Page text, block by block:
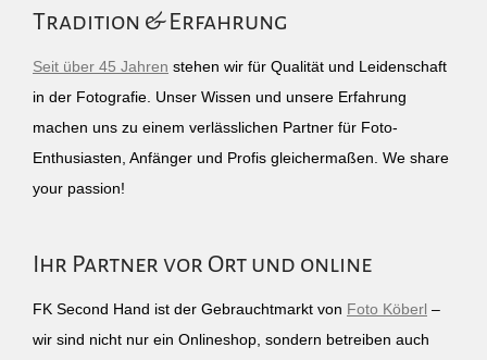
Tradition & Erfahrung
Seit über 45 Jahren stehen wir für Qualität und Leidenschaft
in der Fotografie. Unser Wissen und unsere Erfahrung
machen uns zu einem verlässlichen Partner für Foto-
Enthusiasten, Anfänger und Profis gleichermaßen. We share
your passion!
Ihr Partner vor Ort und online
FK Second Hand ist der Gebrauchtmarkt von Foto Köberl –
wir sind nicht nur ein Onlineshop, sondern betreiben auch